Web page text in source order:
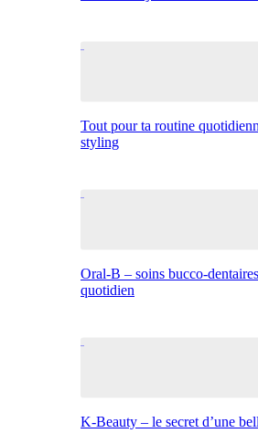
Tout pour ta routine
styling
Oral-B – soins bucco-
quotidien
K-Beauty – le secret d’une